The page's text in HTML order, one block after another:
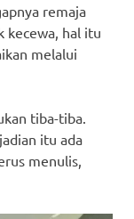
remaja
kecewa, hal itu
melalui
tiba-tiba.
itu ada
menulis,